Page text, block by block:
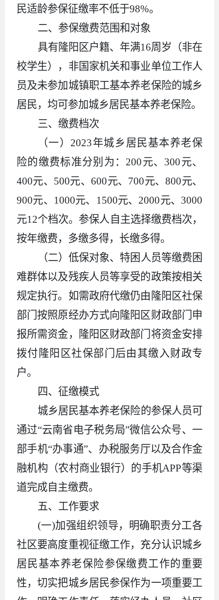
民适龄参保征缴率不低于98%。
二、参保缴费范围和对象
具有隆阳区户籍、年满16周岁（非在
校学生），非国家机关和事业单位工作人
员及未参加城镇职工基本养老保险的城乡
居民，均可参加城乡居民基本养老保险。
三、缴费档次
（一）2023年城乡居民基本养老保
险的缴费标准分别为：200元、300元、
400元、500元、600元、700元、800元、
900元、1000元、1500元、2000元、3000
元12个档次。参保人自主选择缴费档次，
按年缴费，多缴多得，长缴多得。
（二）低保对象、特困人员等缴费困
难群体以及残疾人员等享受的政策按相关
规定执行。如需政府代缴仍由隆阳区社保
部门按照原经办方式向隆阳区财政部门申
报所需资金，隆阳区财政部门将资金安排
拨付隆阳区社保部门后由其缴入财政专
户。
四、征缴模式
城乡居民基本养老保险的参保人员可
通过“云南省电子税务局”微信公众号、一
部手机“办事通”、办税服务厅以及合作金
融机构（农村商业银行）的手机APP等渠
道完成自主缴费。
五、工作要求
(一)加强组织领导，明确职责分工各
社区要高度重视征缴工作，充分认识城乡
居民基本养老保险参保缴费工作的重要
性，切实把城乡居民参保作为一项重要工